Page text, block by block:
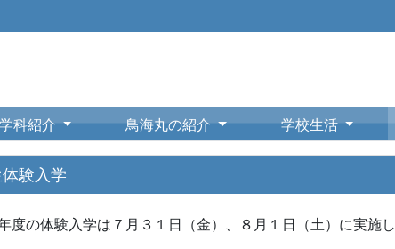
科紹介 鳥海丸の紹介 学校生活
験入学
度の体験入学は７月３１日（金）、８月１日（土）に実施し